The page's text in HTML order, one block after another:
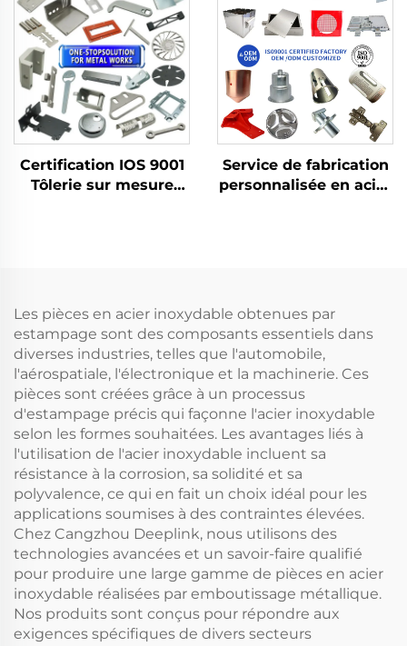
pétrolier
l'utilisation dans des
environnements
inflammables et
explosifs
Certification IOS 9001
Tôlerie sur mesure
Service de fabrication
personnalisée en acier
Les pièces en acier inoxydable obtenues par
estampage sont des composants essentiels dans
diverses industries, telles que l'automobile,
l'aérospatiale, l'électronique et la machinerie. Ces
pièces sont créées grâce à un processus
d'estampage précis qui façonne l'acier inoxydable
selon les formes souhaitées. Les avantages liés à
l'utilisation de l'acier inoxydable incluent sa
résistance à la corrosion, sa solidité et sa
polyvalence, ce qui en fait un choix idéal pour les
applications soumises à des contraintes élevées.
Chez Cangzhou Deeplink, nous utilisons des
technologies avancées et un savoir-faire qualifié
pour produire une large gamme de pièces en acier
inoxydable réalisées par emboutissage métallique.
Nos produits sont conçus pour répondre aux
exigences spécifiques de divers secteurs